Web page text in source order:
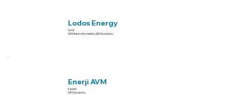
Lodos Energy
İzmir
GES Bakım Hizmetleri, GES Kurulumu
Enerji AVM
Kayseri
GES Kurulumu